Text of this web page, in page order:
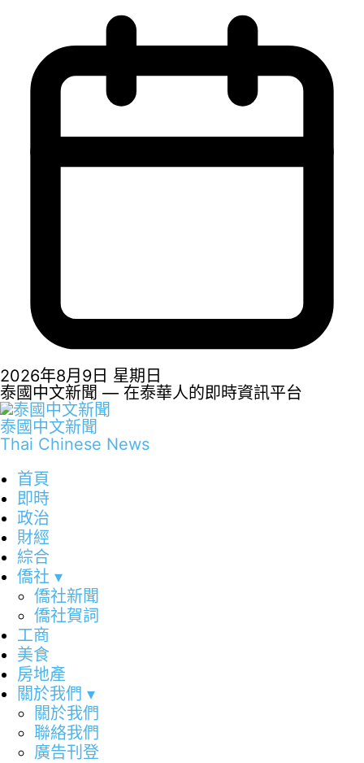
2026年8月9日 星期日
泰國中文新聞 — 在泰華人的即時資訊平台
泰國中文新聞
Thai Chinese News
首頁
即時
政治
財經
綜合
僑社 ▾
僑社新聞
僑社賀詞
工商
美食
房地產
關於我們 ▾
關於我們
聯絡我們
廣告刊登